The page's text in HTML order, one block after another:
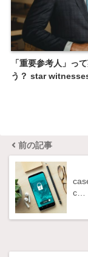
「重要参考人」っ
う？ star
前の記事
c…